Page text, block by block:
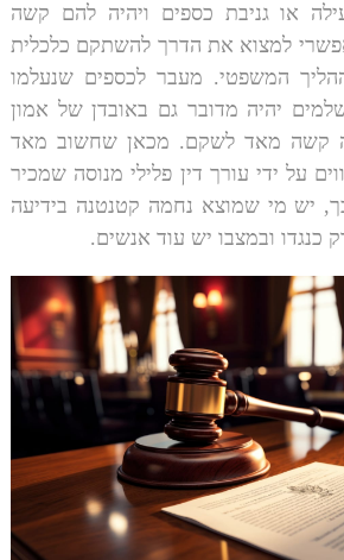
או גניבת כספים ויהיה להם קשה
למצוא את הדרך להשתקם כלכלית
המשפטי. מעבר לכספים שנעלמו
יהיה מדובר גם באובדן של אמון
קשה מאד לשקם. מכאן שחשוב מאד
על ידי עורך דין פלילי מנוסה שמכיר
יש מי שמוצא נחמה קטנטנה בידיעה
כנגדו ובמצבו יש עוד אנשים.